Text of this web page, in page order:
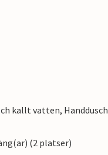
kallt vatten, Handdusch
(2 platser)